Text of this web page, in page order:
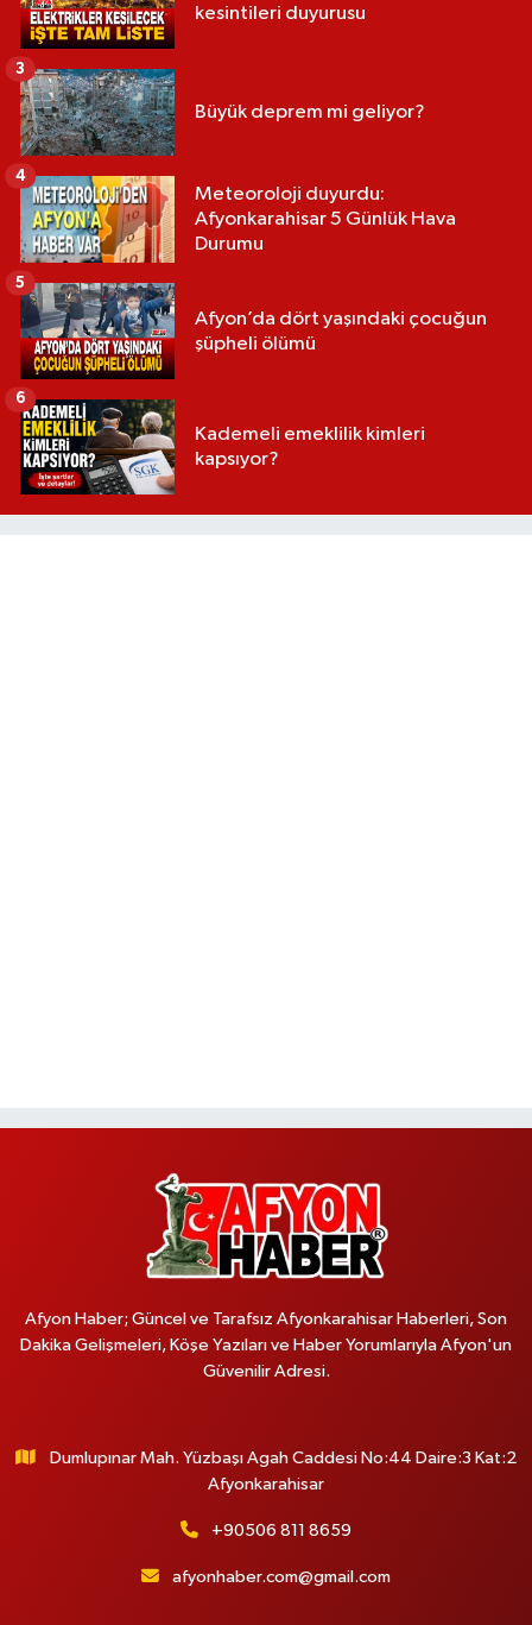
kesintileri duyurusu
Büyük deprem mi geliyor?
3
Meteoroloji duyurdu:
Afyonkarahisar 5 Günlük Hava
Durumu
4
Afyon’da dört yaşındaki çocuğun
şüpheli ölümü
5
Kademeli emeklilik kimleri
kapsıyor?
6
Afyon Haber; Güncel ve Tarafsız Afyonkarahisar Haberleri, Son
Dakika Gelişmeleri, Köşe Yazıları ve Haber Yorumlarıyla Afyon'un
Güvenilir Adresi.
Dumlupınar Mah. Yüzbaşı Agah Caddesi No:44 Daire:3 Kat:2
Afyonkarahisar
+90506 811 8659
afyonhaber.com@gmail.com